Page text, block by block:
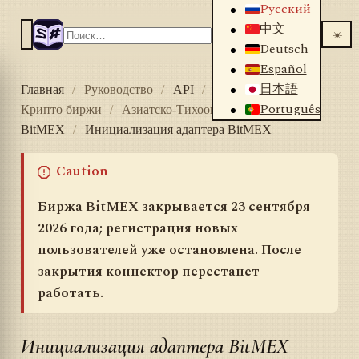
Русский
中文
Deutsch
Español
日本語
Português
☀️
Главная / Руководство / API / Коннекторы
/
Крипто биржи
/ Азиатско-Тихоокеанский регион
/
BitMEX
/ Инициализация адаптера BitMEX
Caution
Биржа BitMEX закрывается 23 сентября
2026 года; регистрация новых
пользователей уже остановлена. После
закрытия коннектор перестанет
работать.
Инициализация адаптера BitMEX